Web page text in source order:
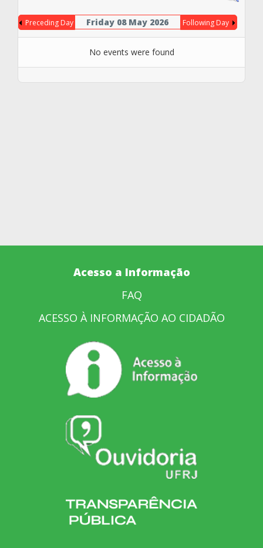
Preceding Day Friday 08 May 2026 Following Day
No events were found
Acesso a Informação
FAQ
ACESSO À INFORMAÇÃO AO CIDADÃO